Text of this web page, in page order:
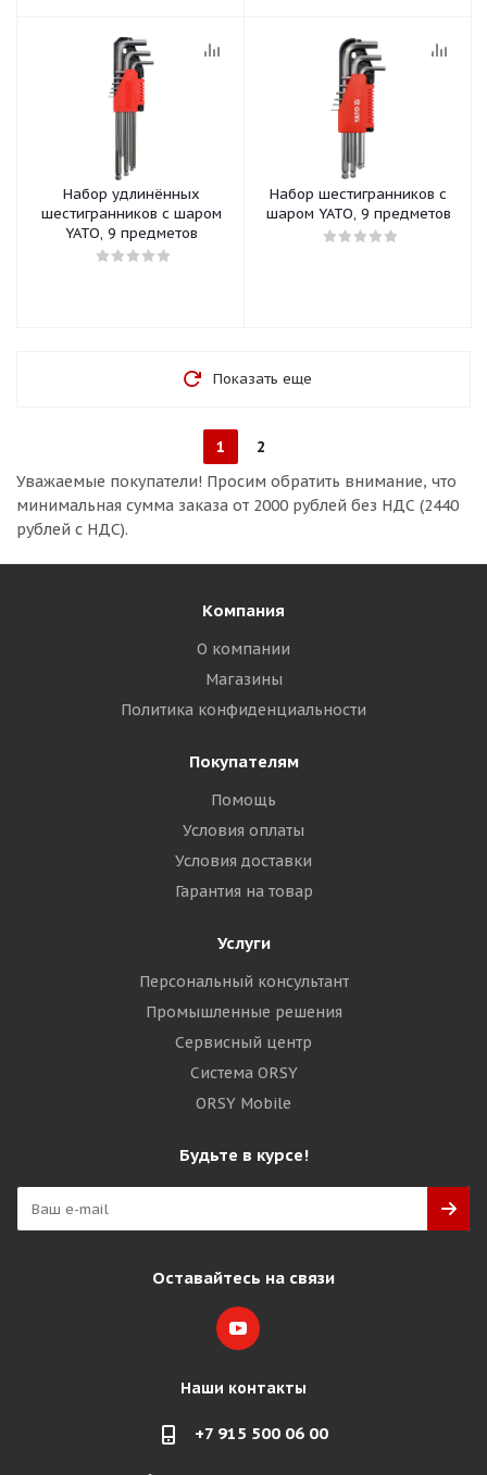
Набор удлинённых
шестигранников с шаром
YATO, 9 предметов
Набор шестигранников с
шаром YATO, 9 предметов
Показать еще
1
2
Уважаемые покупатели! Просим обратить внимание, что
минимальная сумма заказа от 2000 рублей без НДС (2440
рублей с НДС).
Компания
О компании
Магазины
Политика конфиденциальности
Покупателям
Помощь
Условия оплаты
Условия доставки
Гарантия на товар
Услуги
Персональный консультант
Промышленные решения
Сервисный центр
Система ORSY
ORSY Mobile
Будьте в курсе!
Оставайтесь на связи
Наши контакты
+7 915 500 06 00